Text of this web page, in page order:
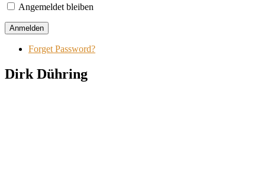
Angemeldet bleiben
Forget Password?
Dirk Dühring